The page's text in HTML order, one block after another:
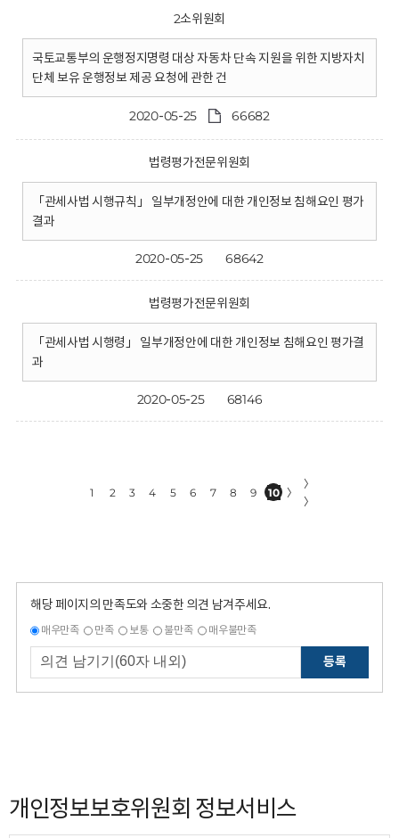
2소위원회
국토교통부의 운행정지명령 대상 자동차 단속 지원을 위한 지방자치
단체 보유 운행정보 제공 요청에 관한 건
2020-05-25 66682
법령평가전문위원회
「관세사법 시행규칙」 일부개정안에 대한 개인정보 침해요인 평가
결과
2020-05-25 68642
법령평가전문위원회
「관세사법 시행령」 일부개정안에 대한 개인정보 침해요인 평가결
과
2020-05-25 68146
1 2 3 4 5 6 7 8 9 10 〉
〉
〉
해당 페이지의 만족도와 소중한 의견 남겨주세요.
매우만족 만족 보통 불만족 매우불만족
등록
개인정보보호위원회 정보서비스